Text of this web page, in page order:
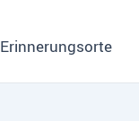
Erinnerungsorte